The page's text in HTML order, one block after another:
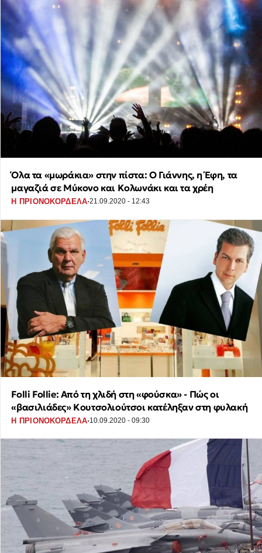
Όλα τα «μωράκια» στην πίστα: Ο Γιάννης, η Έφη, τα
μαγαζιά σε Μύκονο και Κολωνάκι και τα χρέη
Η ΠΡΙΟΝΟΚΟΡΔΕΛΑ·21.09.2020 - 12:43
Folli Follie: Από τη χλιδή στη «φούσκα» - Πώς οι
«βασιλιάδες» Κουτσολιούτσοι κατέληξαν στη φυλακή
Η ΠΡΙΟΝΟΚΟΡΔΕΛΑ·10.09.2020 - 09:30